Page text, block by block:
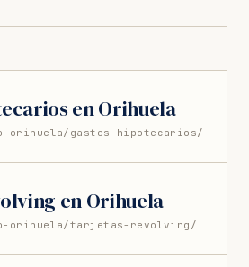
en Orihuela
orihuela/gastos-hipotecarios/
en Orihuela
orihuela/tarjetas-revolving/